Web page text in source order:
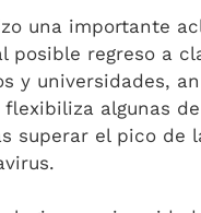
una importante
posible regreso a
y universidades,
algunas
superar el pico de